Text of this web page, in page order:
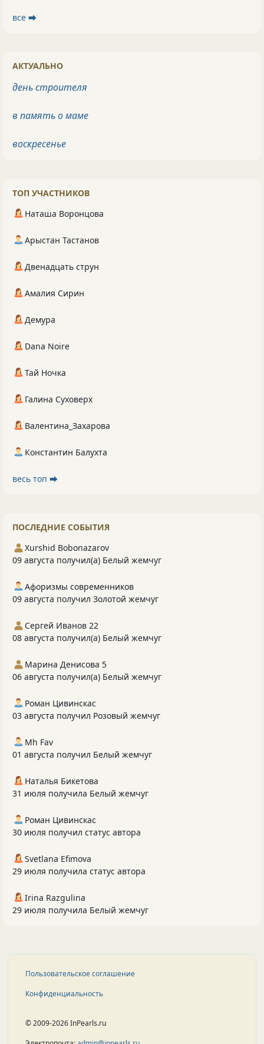
все ⮕
АКТУАЛЬНО
день строителя
в память о маме
воскресенье
ТОП УЧАСТНИКОВ
Наташа Воронцова
Арыстан Тастанов
Двенадцать струн
Амалия Сирин
Демура
Dana Noire
Тай Ночка
Галина Суховерх
Валентина_Захарова
Константин Балухта
весь топ ⮕
ПОСЛЕДНИЕ СОБЫТИЯ
Xurshid Bobonazarov
09 августа получил(а) Белый жемчуг
Афоризмы современников
09 августа получил Золотой жемчуг
Сергей Иванов 22
08 августа получил(а) Белый жемчуг
Марина Денисова 5
06 августа получил(а) Белый жемчуг
Роман Цивинскас
03 августа получил Розовый жемчуг
Mh Fav
01 августа получил Белый жемчуг
Наталья Бикетова
31 июля получила Белый жемчуг
Роман Цивинскас
30 июля получил статус автора
Svetlana Efimova
29 июля получила статус автора
Irina Razgulina
29 июля получила Белый жемчуг
Пользовательское соглашение
Конфиденциальность
© 2009-2026 InPearls.ru